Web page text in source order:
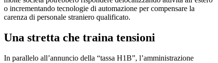
o incrementando tecnologie di automazione per compensare la
carenza di personale straniero qualificato.
Una stretta che traina tensioni
In parallelo all’annuncio della “tassa H1B”, l’amministrazione